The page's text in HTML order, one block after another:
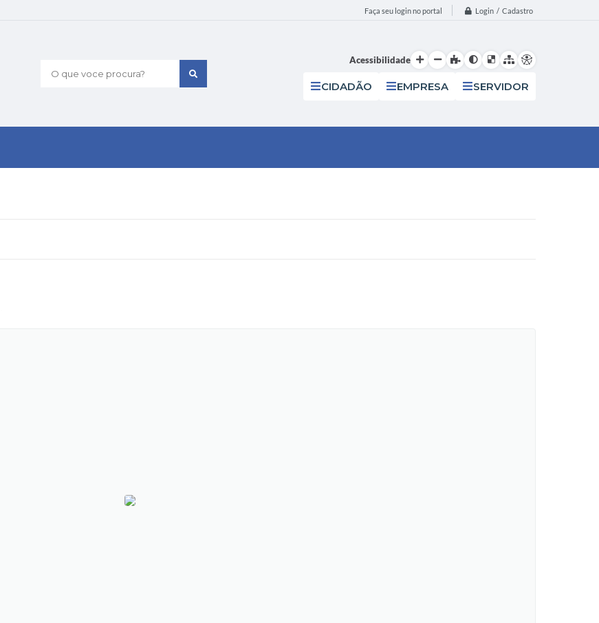
Faça seu login no portal Login / Cadastro
O que voce procura?
Acessibilidade
CIDADÃO EMPRESA SERVIDOR